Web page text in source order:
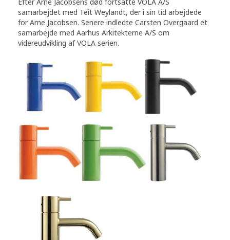
samarbejdet med Teit Weylandt, der i sin tid arbejdede
for Arne Jacobsen. Senere indledte Carsten Overgaard et
samarbejde med Aarhus Arkitekterne A/S om
videreudvikling af VOLA serien.